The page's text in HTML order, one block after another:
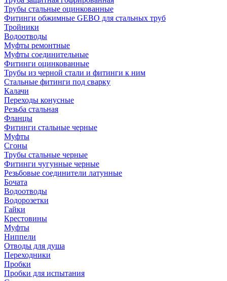
Трубы стальные оцинкованные
Фитинги обжимные GEBO для стальных труб
Тройники
Водоотводы
Муфты ремонтные
Муфты соединительные
Фитинги оцинкованные
Трубы из черной стали и фитинги к ним
Стальные фитинги под сварку
Калачи
Переходы конусные
Резьба стальная
Фланцы
Фитинги стальные черные
Муфты
Сгоны
Трубы стальные черные
Фитинги чугунные черные
Резьбовые соединители латунные
Бочата
Водоотводы
Водорозетки
Гайки
Крестовины
Муфты
Ниппели
Отводы для душа
Переходники
Пробки
Пробки для испытания